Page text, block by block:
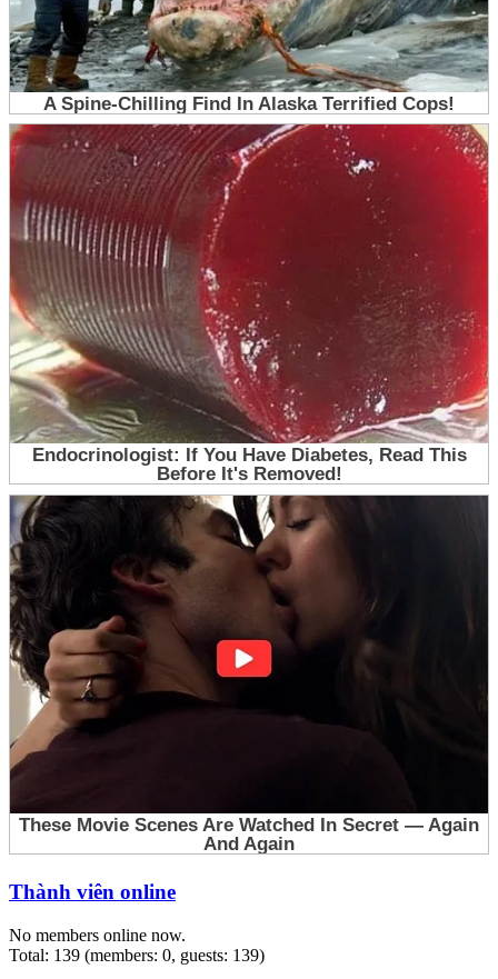
Thành viên online
No members online now.
Total: 139 (members: 0, guests: 139)